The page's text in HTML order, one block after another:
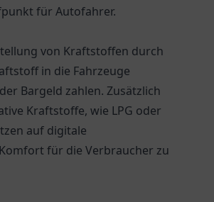
für Autofahrer.
von Kraftstoffen durch
in die Fahrzeuge
Bargeld zahlen. Zusätzlich
Kraftstoffe, wie LPG oder
auf digitale
für die Verbraucher zu